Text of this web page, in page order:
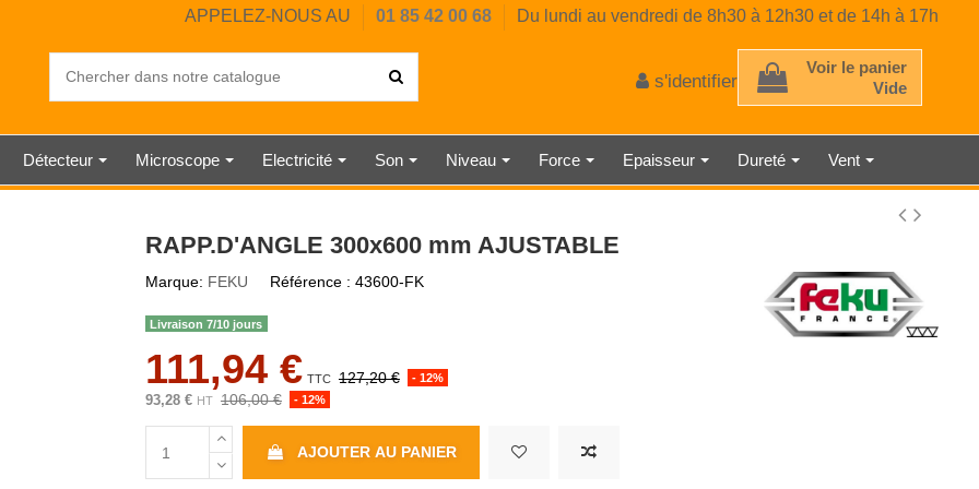
APPELEZ-NOUS AU 01 85 42 00 68 Du lundi au vendredi de 8h30 à 12h30 et de 14h à 17h
Voir le panier
Vide
s'identifier
THERMOMÈTRE INDUSTRIEL
Détecteur
DÉTECTEUR DE LUMINOSITÉ
Microscope Electricité Son
SONOMÈTRE ENREGISTREUR
Niveau Force Epaisseur Dureté Vent
CHAUD
RAPP.D'ANGLE 300x600 mm AJUSTABLE
Marque: FEKU Référence : 43600-FK
Livraison 7/10 jours
111,94 € TTC 127,20 € - 12%
93,28 € HT 106,00 € - 12%
AJOUTER AU PANIER